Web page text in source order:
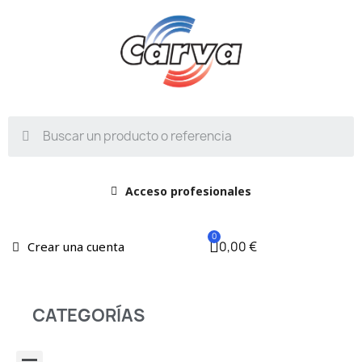
Acceso profesionales
Crear una cuenta 0,00 €
CATEGORÍAS